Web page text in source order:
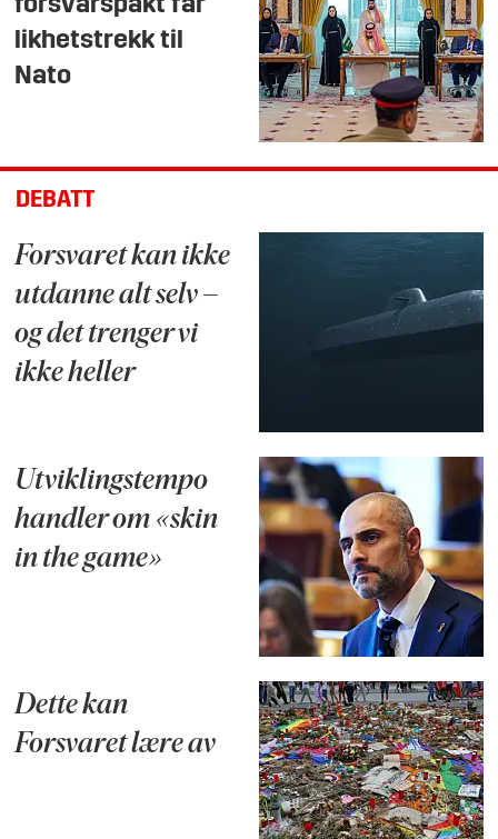
forsvarspakt får
likhetstrekk til
Nato
DEBATT
Forsvaret kan ikke
utdanne alt selv –
og det trenger vi
ikke heller
Utviklingstempo
handler om «skin
in the game»
Dette kan
Forsvaret lære av